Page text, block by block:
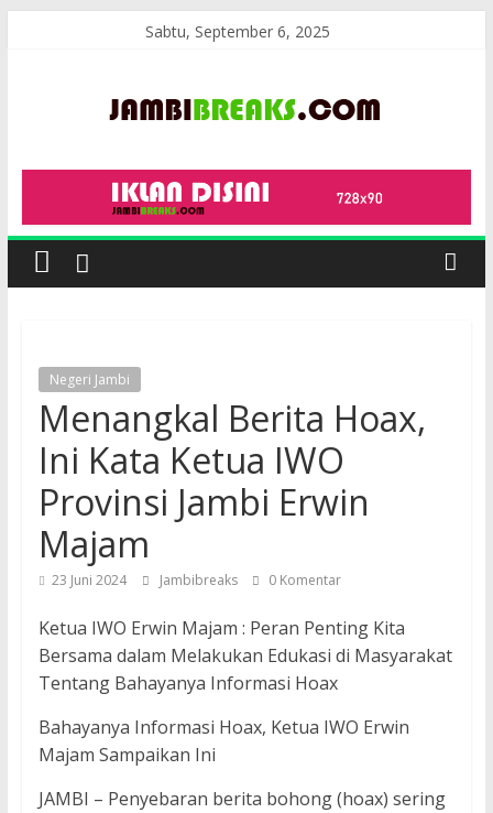
Sabtu, September 6, 2025
JambiBreaks
Negeri Jambi
Menangkal Berita Hoax,
Ini Kata Ketua IWO
Provinsi Jambi Erwin
Majam
23 Juni 2024 Jambibreaks 0 Komentar
Ketua IWO Erwin Majam : Peran Penting Kita
Bersama dalam Melakukan Edukasi di Masyarakat
Tentang Bahayanya Informasi Hoax
Bahayanya Informasi Hoax, Ketua IWO Erwin
Majam Sampaikan Ini
JAMBI – Penyebaran berita bohong (hoax) sering